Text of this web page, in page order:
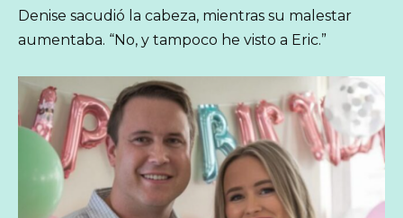
Denise sacudió la cabeza, mientras su malestar
aumentaba. “No, y tampoco he visto a Eric.”